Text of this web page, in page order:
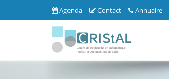
Agenda Contact Annuaire